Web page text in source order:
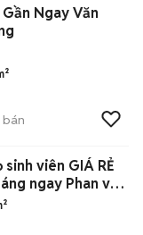
Ngay Văn
bán
viên GIÁ RẺ
ngay Phan văn